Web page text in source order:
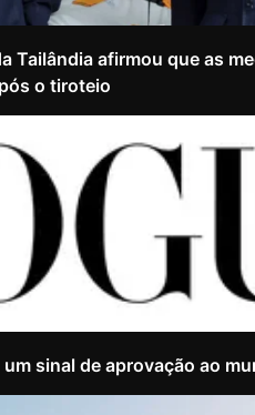
Tailândia afirmou que as
o tiroteio
sinal de aprovação ao